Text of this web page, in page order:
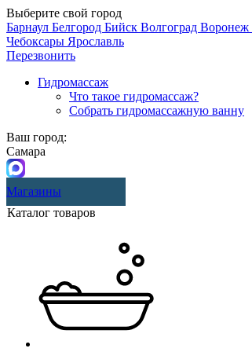
Выберите свой город
Барнаул Белгород Бийск Волгоград Воронеж
Чебоксары Ярославль
Перезвонить
Гидромассаж
Что такое гидромассаж?
Собрать гидромассажную ванну
Ваш город:
Самара
Магазины
Каталог товаров